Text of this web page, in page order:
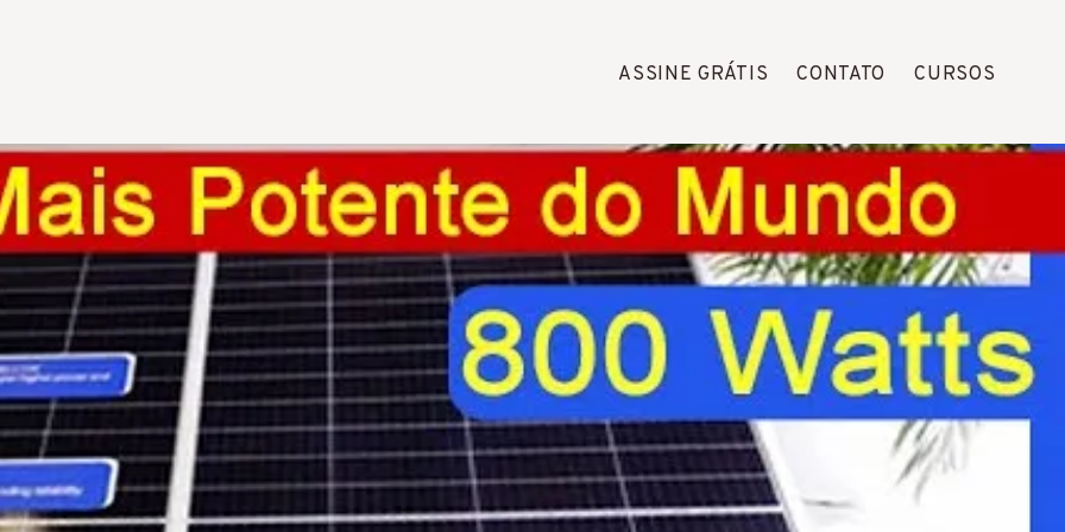
ASSINE GRÁTIS CONTATO CURSOS